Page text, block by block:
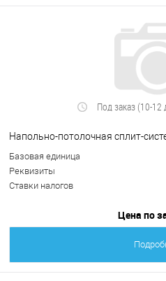
Под заказ (10-12
Напольно-потолочная сплит-
Базовая единица
Реквизиты
Ставки налогов
Цена по